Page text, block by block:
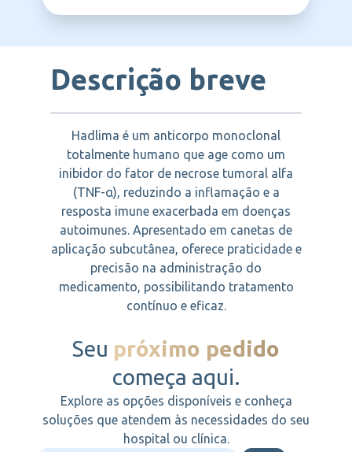
Descrição breve
Hadlima é um anticorpo monoclonal
totalmente humano que age como um
inibidor do fator de necrose tumoral alfa
(TNF-α), reduzindo a inflamação e a
resposta imune exacerbada em doenças
autoimunes. Apresentado em canetas de
aplicação subcutânea, oferece praticidade e
precisão na administração do
medicamento, possibilitando tratamento
contínuo e eficaz.
Seu próximo pedido
começa aqui.
Explore as opções disponíveis e conheça
soluções que atendem às necessidades do seu
hospital ou clínica.